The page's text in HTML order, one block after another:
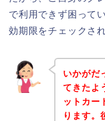
で利用できず困って
効期限をチェックさ
いかがだ
てきたよ
ットカー
ります。